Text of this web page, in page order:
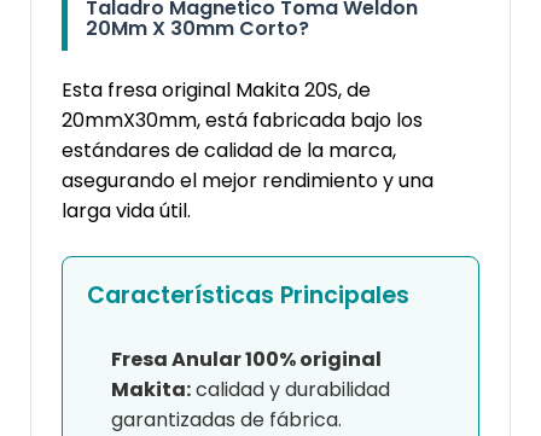
Taladro Magnetico Toma Weldon
20Mm X 30mm Corto?
Esta fresa original Makita 20S, de
20mmX30mm, está fabricada bajo los
estándares de calidad de la marca,
asegurando el mejor rendimiento y una
larga vida útil.
Características Principales
Fresa Anular 100% original
Makita:calidad y durabilidad
garantizadas de fábrica.